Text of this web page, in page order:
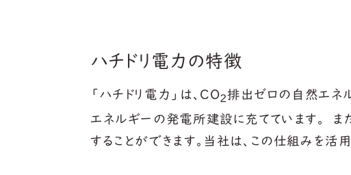
ハチドリ電力の特徴
「ハチドリ電力」は、CO2排出ゼロの自然エネ
エネルギーの発電所建設に充てています。
することができます。当社は、この仕組みを活